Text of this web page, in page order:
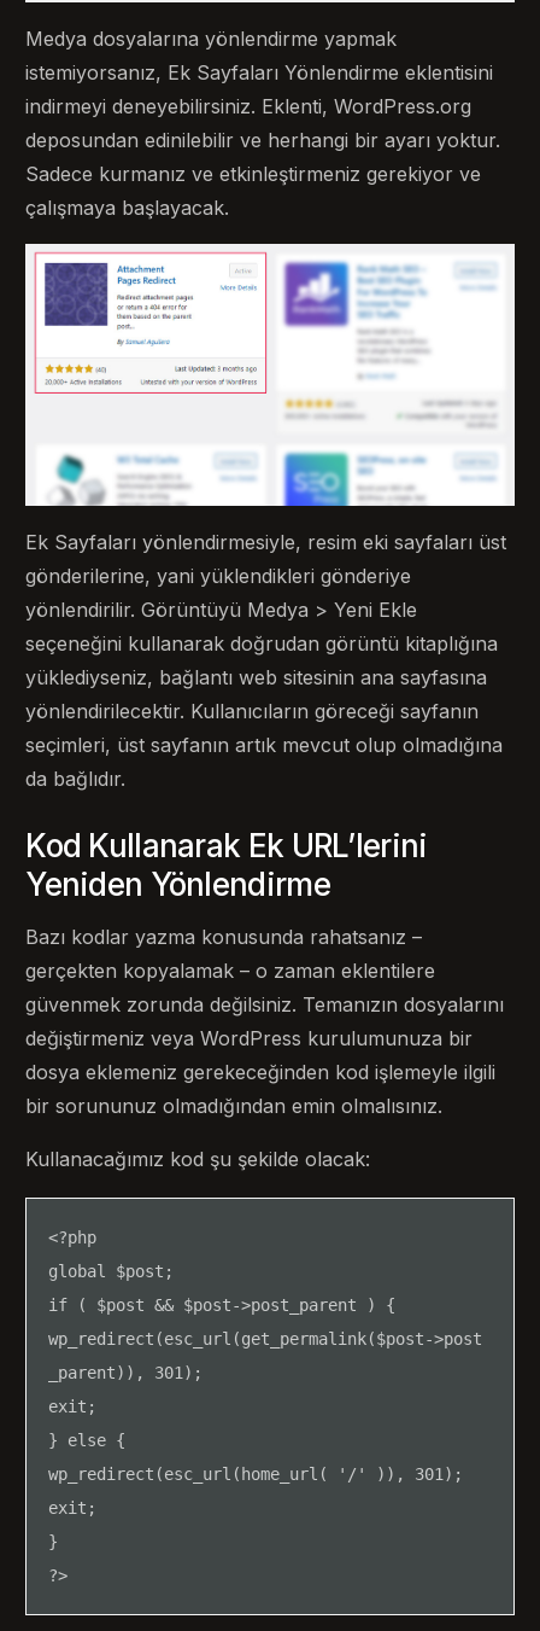
Medya dosyalarına yönlendirme yapmak
istemiyorsanız, Ek Sayfaları Yönlendirme eklentisini
indirmeyi deneyebilirsiniz. Eklenti, WordPress.org
deposundan edinilebilir ve herhangi bir ayarı yoktur.
Sadece kurmanız ve etkinleştirmeniz gerekiyor ve
çalışmaya başlayacak.
Ek Sayfaları yönlendirmesiyle, resim eki sayfaları üst
gönderilerine, yani yüklendikleri gönderiye
yönlendirilir. Görüntüyü Medya > Yeni Ekle
seçeneğini kullanarak doğrudan görüntü kitaplığına
yüklediyseniz, bağlantı web sitesinin ana sayfasına
yönlendirilecektir. Kullanıcıların göreceği sayfanın
seçimleri, üst sayfanın artık mevcut olup olmadığına
da bağlıdır.
Kod Kullanarak Ek URL’lerini
Yeniden Yönlendirme
Bazı kodlar yazma konusunda rahatsanız –
gerçekten kopyalamak – o zaman eklentilere
güvenmek zorunda değilsiniz. Temanızın dosyalarını
değiştirmeniz veya WordPress kurulumunuza bir
dosya eklemeniz gerekeceğinden kod işlemeyle ilgili
bir sorununuz olmadığından emin olmalısınız.
Kullanacağımız kod şu şekilde olacak:
<?php
global $post;
if ( $post && $post->post_parent ) {
wp_redirect(esc_url(get_permalink($post->post
_parent)), 301);
exit;
} else {
wp_redirect(esc_url(home_url( '/' )), 301);
exit;
}
?>